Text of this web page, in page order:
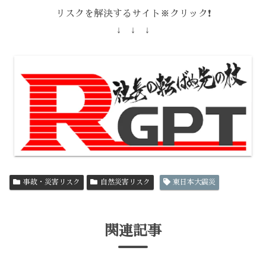
リスクを解決するサイト※クリック❗️
↓ ↓ ↓
事故・災害リスク 自然災害リスク 東日本大震災
関連記事